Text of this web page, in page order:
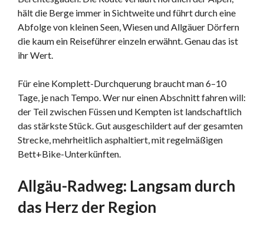
hält die Berge immer in Sichtweite und führt durch eine
Abfolge von kleinen Seen, Wiesen und Allgäuer Dörfern
die kaum ein Reiseführer einzeln erwähnt. Genau das ist
ihr Wert.
Für eine Komplett-Durchquerung braucht man 6–10
Tage, je nach Tempo. Wer nur einen Abschnitt fahren will:
der Teil zwischen Füssen und Kempten ist landschaftlich
das stärkste Stück. Gut ausgeschildert auf der gesamten
Strecke, mehrheitlich asphaltiert, mit regelmäßigen
Bett+Bike-Unterkünften.
Allgäu-Radweg: Langsam durch
das Herz der Region